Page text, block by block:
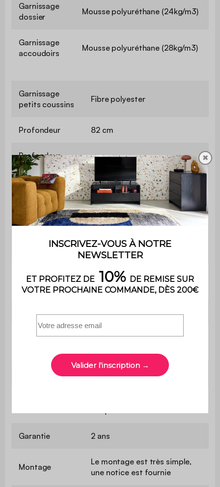
Garnissage
dossier
Mousse polyuréthane (24kg/m3)
Garnissage
accoudoirs
Mousse polyuréthane (28kg/m3)
Garnissage
petits coussins
Fibre polyester
Profondeur 82 cm
Profondeur
avec
méridienne
145 cm
Profondeur
d'assise
60 cm
d'accoudoir
20 cm
Confort de
l'assise
Equilibré
Poids max.
Utilisation
Garantie 2 ans
Montage
Le montage est très simple,
une notice est fournie
✖